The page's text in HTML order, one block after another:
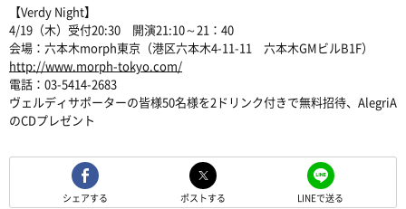
【Verdy Night】
4/19（木）受付20:30 開演21:10～21：40
会場：六本木morph東京（港区六本木4-11-11 六本木GMビルB1F）
http://www.morph-tokyo.com/
電話：03-5414-2683
ヴェルディサポーターの皆様50名様を2ドリンク付きで無料招待、AlegriA
のCDプレゼント
シェアする ポストする LINEで送る